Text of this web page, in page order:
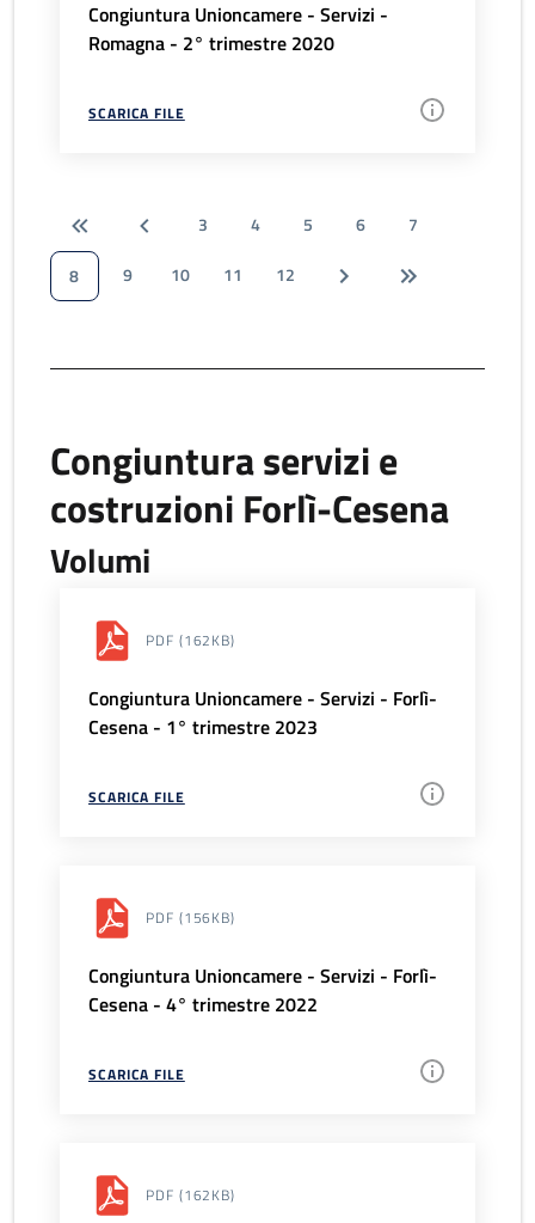
Congiuntura Unioncamere - Servizi -
Romagna - 2° trimestre 2020
SCARICA FILE
3 4 5 6
7
8
9 10 11 12
Congiuntura servizi e
costruzioni Forlì-Cesena
Volumi
PDF (162KB)
Congiuntura Unioncamere - Servizi - Forlì-
Cesena - 1° trimestre 2023
SCARICA FILE
PDF (156KB)
Congiuntura Unioncamere - Servizi - Forlì-
Cesena - 4° trimestre 2022
SCARICA FILE
PDF (162KB)